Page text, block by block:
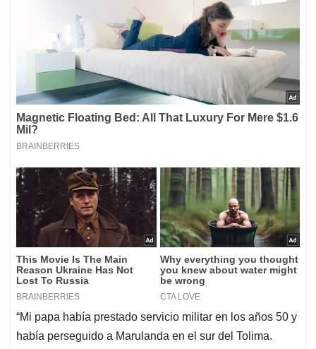
“Mi papa había prestado servicio militar en los años 50 y
había perseguido a Marulanda en el sur del Tolima.